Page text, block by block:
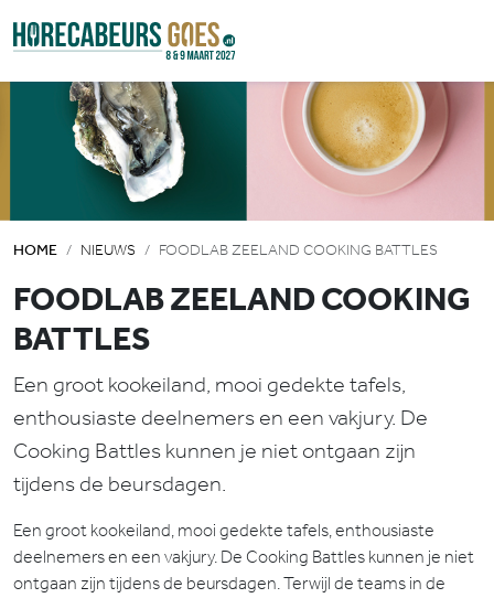
HOME NIEUWS FOODLAB ZEELAND COOKING BATTLES
FOODLAB ZEELAND COOKING
BATTLES
Een groot kookeiland, mooi gedekte tafels,
enthousiaste deelnemers en een vakjury. De
Cooking Battles kunnen je niet ontgaan zijn
tijdens de beursdagen.
Een groot kookeiland, mooi gedekte tafels, enthousiaste
deelnemers en een vakjury. De Cooking Battles kunnen je niet
ontgaan zijn tijdens de beursdagen. Terwijl de teams in de